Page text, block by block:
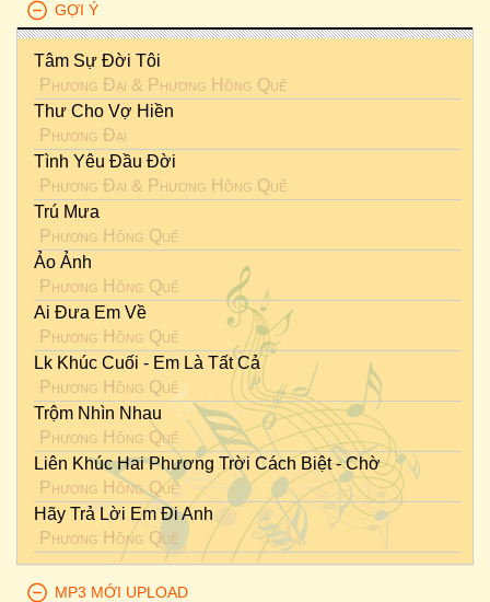
GỢI Ý
Tâm Sự Đời Tôi
Phương Đại & Phương Hồng Quế
Thư Cho Vợ Hiền
Phương Đại
Tình Yêu Đầu Đời
Phương Đại & Phương Hồng Quế
Trú Mưa
Phương Hồng Quế
Ảo Ảnh
Phương Hồng Quế
Ai Đưa Em Về
Phương Hồng Quế
Lk Khúc Cuối - Em Là Tất Cả
Phương Hồng Quế
Trộm Nhìn Nhau
Phương Hồng Quế
Liên Khúc Hai Phương Trời Cách Biệt - Chờ
Phương Hồng Quế
Hãy Trả Lời Em Đi Anh
Phương Hồng Quế
MP3 MỚI UPLOAD